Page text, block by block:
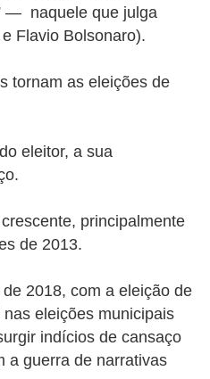
— naquele que julga
Flavio Bolsonaro).
tornam as eleições de
eleitor, a sua
principalmente
de 2013.
2018, com a eleição de
nas eleições municipais
indícios de cansaço
a guerra de narrativas